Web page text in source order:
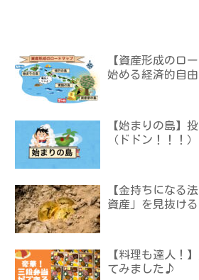
【資産形成のロ
始める経済的自
【始まりの島】
（ドドン！！！）
【金持ちになる
資産」を見抜ける
【料理も達人！
てみました♪